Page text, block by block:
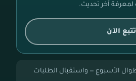
لمعرفة آخر تحديث.
تتبع الآن
حتى 11 مساءً طوال الأسبوع — واستقبال الطلبات